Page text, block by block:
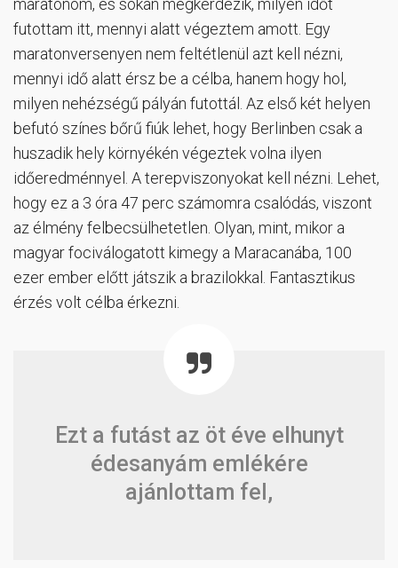
maratonom, és sokan megkérdezik, milyen időt
futottam itt, mennyi alatt végeztem amott. Egy
maratonversenyen nem feltétlenül azt kell nézni,
mennyi idő alatt érsz be a célba, hanem hogy hol,
milyen nehézségű pályán futottál. Az első két helyen
befutó színes bőrű fiúk lehet, hogy Berlinben csak a
huszadik hely környékén végeztek volna ilyen
időeredménnyel. A terepviszonyokat kell nézni. Lehet,
hogy ez a 3 óra 47 perc számomra csalódás, viszont
az élmény felbecsülhetetlen. Olyan, mint, mikor a
magyar fociválogatott kimegy a Maracanába, 100
ezer ember előtt játszik a brazilokkal. Fantasztikus
érzés volt célba érkezni.
Ezt a futást az öt éve elhunyt
édesanyám emlékére
ajánlottam fel,